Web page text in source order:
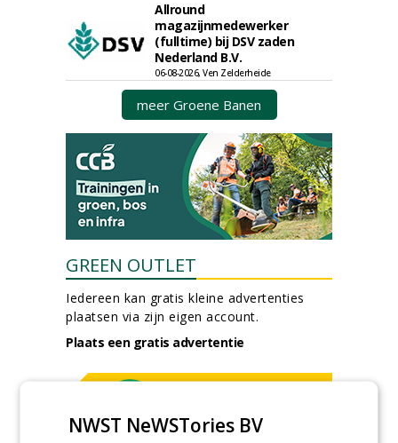
Allround
magazijnmedewerker
(fulltime) bij DSV zaden
Nederland B.V.
06-08-2026, Ven Zelderheide
meer Groene Banen
GREEN OUTLET
Iedereen kan gratis kleine advertenties
plaatsen via zijn eigen account.
Plaats een gratis advertentie
NWST NeWSTories BV